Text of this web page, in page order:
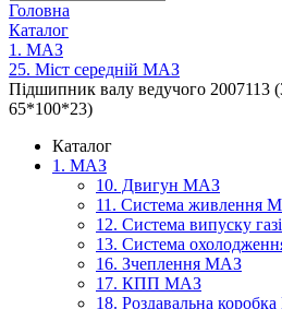
Головна
Каталог
1. МАЗ
25. Міст середній МАЗ
Підшипник валу ведучого 2007113
65*100*23)
Каталог
1. МАЗ
10. Двигун МАЗ
11. Система живлення
12. Система випуску
13. Система
16. Зчеплення МАЗ
17. КПП МАЗ
18. Роздавальна